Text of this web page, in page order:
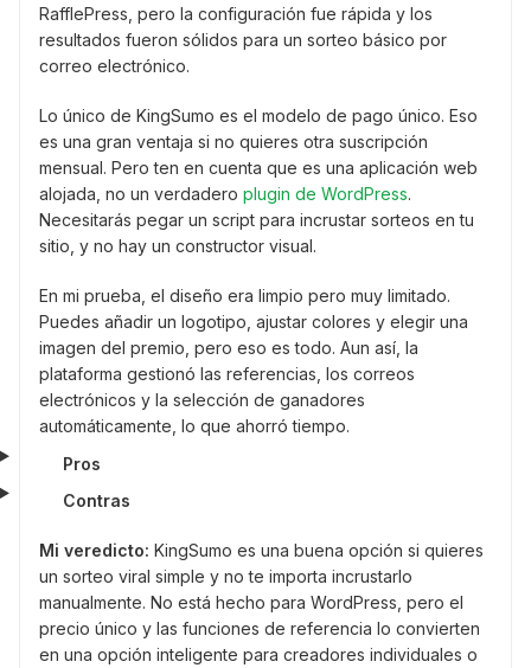
RafflePress, pero la configuración fue rápida y los
resultados fueron sólidos para un sorteo básico por
correo electrónico.
Lo único de KingSumo es el modelo de pago único. Eso
es una gran ventaja si no quieres otra suscripción
mensual. Pero ten en cuenta que es una aplicación web
alojada, no un verdadero plugin de WordPress.
Necesitarás pegar un script para incrustar sorteos en tu
sitio, y no hay un constructor visual.
En mi prueba, el diseño era limpio pero muy limitado.
Puedes añadir un logotipo, ajustar colores y elegir una
imagen del premio, pero eso es todo. Aun así, la
plataforma gestionó las referencias, los correos
electrónicos y la selección de ganadores
automáticamente, lo que ahorró tiempo.
Pros
Contras
Mi veredicto: KingSumo es una buena opción si quieres
un sorteo viral simple y no te importa incrustarlo
manualmente. No está hecho para WordPress, pero el
precio único y las funciones de referencia lo convierten
en una opción inteligente para creadores individuales o